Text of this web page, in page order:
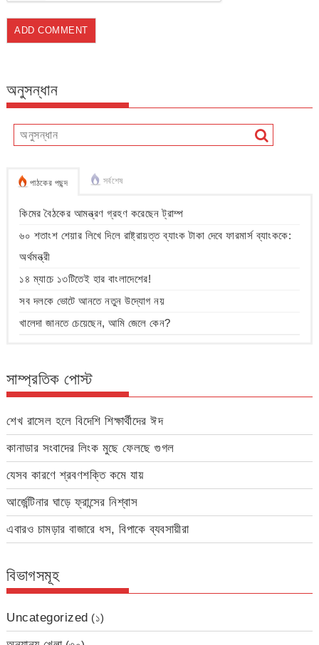
অনুসন্ধান
পাঠকের পছন্দ সর্বশেষ
কিমের বৈঠকের আমন্ত্রণ গ্রহণ করেছেন ট্রাম্প
৬০ শতাংশ শেয়ার লিখে দিলে রাষ্ট্রায়ত্ত ব্যাংক টাকা দেবে ফারমার্স ব্যাংককে:
অর্থমন্ত্রী
১৪ ম্যাচে ১৩টিতেই হার বাংলাদেশের!
সব দলকে ভোটে আনতে নতুন উদ্যোগ নয়
খালেদা জানতে চেয়েছেন, আমি জেলে কেন?
সাম্প্রতিক পোস্ট
শেখ রাসেল হলে বিদেশি শিক্ষার্থীদের ঈদ
কানাডার সংবাদের লিংক মুছে ফেলছে গুগল
যেসব কারণে শ্রবণশক্তি কমে যায়
আর্জেন্টিনার ঘাড়ে ফ্রান্সের নিশ্বাস
এবারও চামড়ার বাজারে ধস, বিপাকে ব্যবসায়ীরা
বিভাগসমূহ
Uncategorized (১)